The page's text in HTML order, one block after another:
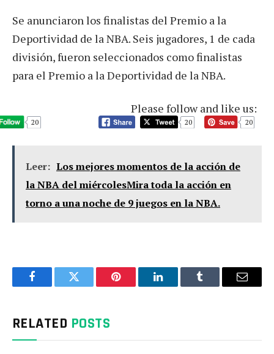
Se anunciaron los finalistas del Premio a la
Deportividad de la NBA. Seis jugadores, 1 de cada
división, fueron seleccionados como finalistas
para el Premio a la Deportividad de la NBA.
Please follow and like us:
20 20 20
Leer: Los mejores momentos de la acción de
la NBA del miércolesMira toda la acción en
torno a una noche de 9 juegos en la NBA.
FacebookTwitter Pinterest LinkedInTumblr Email
RELATED POSTS